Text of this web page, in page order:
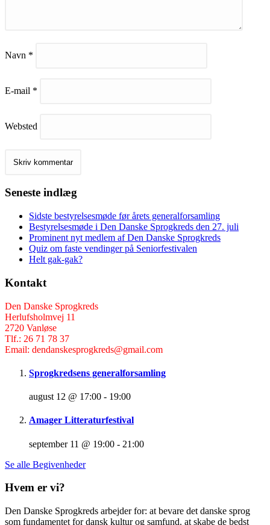
Navn *
E-mail *
Websted
Seneste indlæg
Sidste bestyrelsesmøde før årets generalforsamling
Bestyrelsesmøde i Den Danske Sprogkreds den 27. juli
Prominent nyt medlem af Den Danske Sprogkreds
Quiz om faste vendinger på Seniorfestivalen
Helt gak-gak?
Kontakt
Den Danske Sprogkreds
Herlufsholmvej 11
2720 Vanløse
Tlf.: 26 71 78 37
Email: dendanskesprogkreds@gmail.com
Sprogkredsens generalforsamling
august 12 @ 17:00 - 19:00
Amager Litteraturfestival
september 11 @ 19:00 - 21:00
Se alle Begivenheder
Hvem er vi?
Den Danske Sprogkreds arbejder for: at bevare det danske sprog
som fundamentet for dansk kultur og samfund. at skabe de bedst